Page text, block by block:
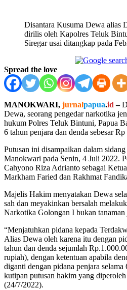
Disantara Kusuma Dewa alias
dirilis oleh Kapolres Teluk
Siregar usai ditangkap pada
Spread the love
MANOKWARI, jurnalpapua.id –
Dewa, seorang pengedar narkotika
hukum Polres Teluk Bintuni, Papua
6 tahun penjara dan denda sebesar
Putusan ini disampaikan dalam
Manokwari pada Senin, 4 Juli 2022.
Cahyono Riza Adrianto sebagai
Markham Faried dan Rakhmat
Majelis Hakim menyatakan Dewa
sah dan meyakinkan bersalah
Narkotika Golongan I bukan tanaman
“Menjatuhkan pidana kepada
Alias Dewa oleh karena itu dengan
tahun dan denda sejumlah
rupiah), dengan ketentuan apabila
diganti dengan pidana penjara
kutipan putusan hakim yang
(24/7/2022).